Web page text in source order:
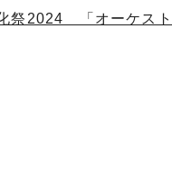
祭2024 「オーケスト